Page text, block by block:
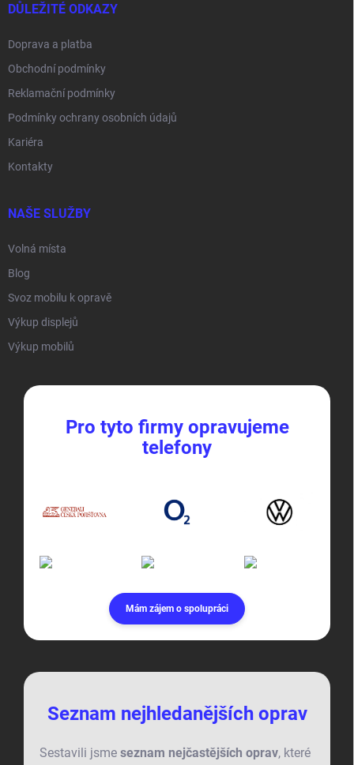
DŮLEŽITÉ ODKAZY
Doprava a platba
Obchodní podmínky
Reklamační podmínky
Podmínky ochrany osobních údajů
Kariéra
Kontakty
NAŠE SLUŽBY
Volná místa
Blog
Svoz mobilu k opravě
Výkup displejů
Výkup mobilů
Pro tyto firmy opravujeme
telefony
Mám zájem o spolupráci
Seznam nejhledanějších oprav
Sestavili jsme seznam nejčastějších oprav, které